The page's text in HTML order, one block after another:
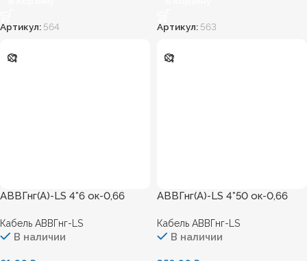
Артикул: 564 Артикул: 563
АВВГнг(А)-LS 4*6 ок-0,66
Кабель АВВГнг-LS
В наличии
АВВГнг(А)-LS 4*50 ок-0,66
Кабель АВВГнг-LS
В наличии